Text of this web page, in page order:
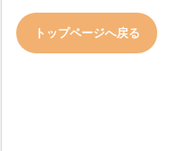
トップページへ戻る